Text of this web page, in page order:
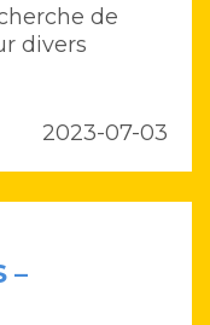
de
divers
2023-07-03
–